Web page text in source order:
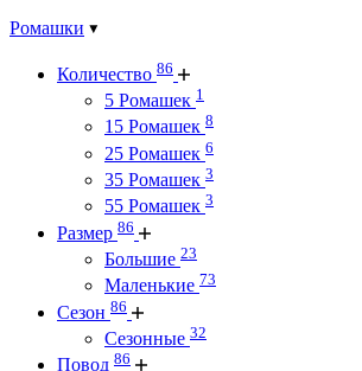
Ромашки
Количество 86
5 Ромашек 1
15 Ромашек 8
25 Ромашек 6
35 Ромашек 3
55 Ромашек 3
Размер 86
Большие 23
Маленькие 73
Сезон 86
Сезонные 32
Повод 86